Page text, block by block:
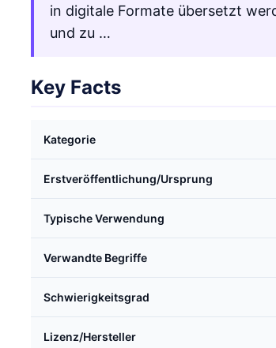
in digitale Formate übersetzt
und zu …
Key Facts
Kategorie
Erstveröffentlichung/Ursprung
Typische Verwendung
Verwandte Begriffe
Schwierigkeitsgrad
Lizenz/Hersteller